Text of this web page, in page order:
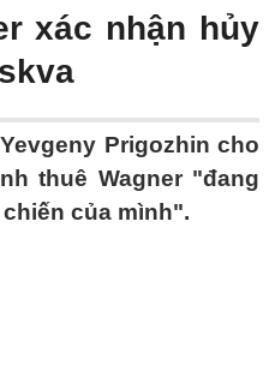
xác nhận hủy
Prigozhin cho
thuê Wagner "đang
của mình".